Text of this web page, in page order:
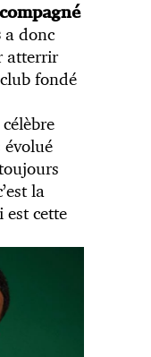
a donc
atterrir
fondé
évolué
la
cette